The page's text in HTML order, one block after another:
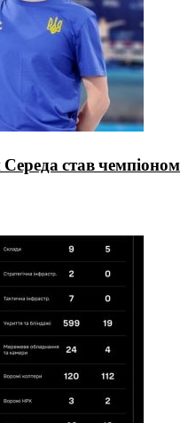
став чемпіоном